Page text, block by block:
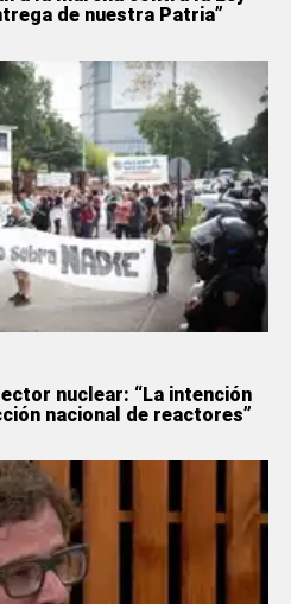
de nuestra Patria”
nuclear: “La intención
nacional de reactores”